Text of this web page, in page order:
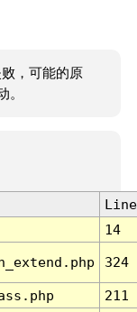
，可能的原
。
Line
14
324
211